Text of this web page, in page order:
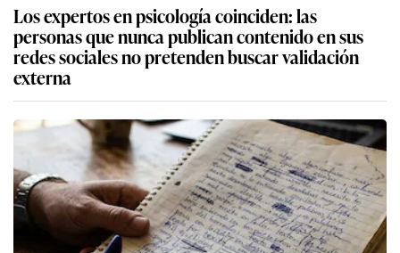
Los expertos en psicología coinciden: las
personas que nunca publican contenido en sus
redes sociales no pretenden buscar validación
externa